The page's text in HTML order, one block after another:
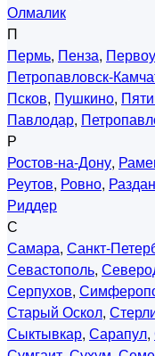
Олмалик
П
Пермь, Пенза,
Петропавловск-
Псков, Пушкино,
Павлодар,
Р
Ростов-на-Дону,
Реутов, Ровно, Раздан
Риддер
С
Самара, Санкт-
Севастополь,
Серпухов,
Старый Оскол,
Сыктывкар, Сарапул,